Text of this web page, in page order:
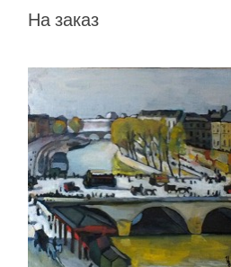
На заказ